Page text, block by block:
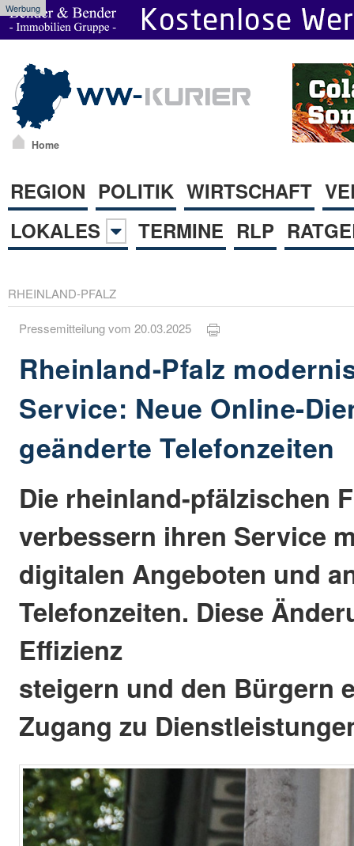
Werbung
Home
REGION POLITIK WIRTSCHAFT
LOKALES
TERMINE RLP
RHEINLAND-PFALZ
Pressemitteilung vom 20.03.2025
Rheinland-Pfalz
Service: Neue Online-
geänderte Telefonzeiten
Die rheinland-pfälzischen
verbessern ihren Service
digitalen Angeboten und
Telefonzeiten. Diese
Effizienz
steigern und den Bürgern
Zugang zu